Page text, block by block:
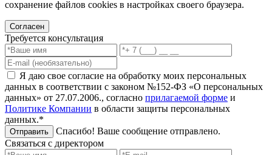
сохранение файлов cookies в настройках своего браузера.
Согласен
Требуется консультация
Я даю свое согласие на обработку моих персональных
данных в соответствии с законом №152-ФЗ «О персональных
данных» от 27.07.2006., согласно прилагаемой форме и
Политике Компании в области защиты персональных
данных.*
Отправить
Спасибо! Ваше сообщение отправлено.
Связаться с директором